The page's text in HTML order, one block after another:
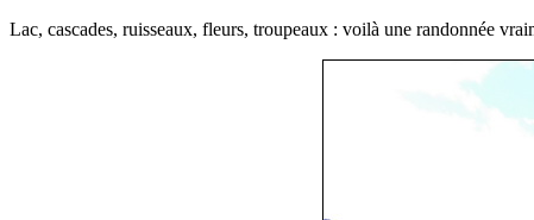
Lac, cascades, ruisseaux, fleurs, troupeaux : voilà une randonnée